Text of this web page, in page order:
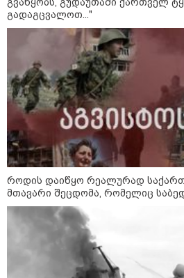
პროგნოზი
გადაგცვალოთ..."
როდის დაიწყო რეალურად
მთავარი შეცდომა, რომელიც